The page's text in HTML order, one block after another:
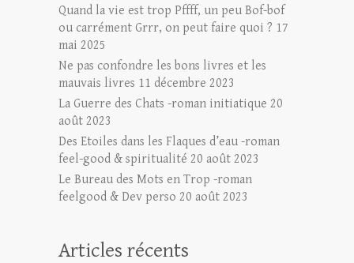
Quand la vie est trop Pffff, un peu Bof-bof
ou carrément Grrr, on peut faire quoi ? 17
mai 2025
Ne pas confondre les bons livres et les
mauvais livres 11 décembre 2023
La Guerre des Chats -roman initiatique 20
août 2023
Des Etoiles dans les Flaques d’eau -roman
feel-good & spiritualité 20 août 2023
Le Bureau des Mots en Trop -roman
feelgood & Dev perso 20 août 2023
Articles récents